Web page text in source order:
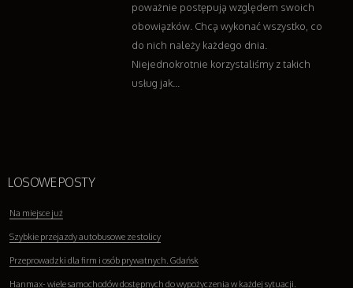
poważnie postępują względem swoich
obowiązków. Chcą wykonać wszystko, co
do nich należy każdego dnia.
Niejednokrotnie korzystaliśmy z takich
usług jak...
LOSOWE POSTY
Na miejsce już
Szybkie przejazdy autobusowe ze stolicy
Przeprowadzki dla firm i osób prywatnych. Gdańsk
Hanmax- wiele samochodów dostępnych do wypożyczenia w każdej sytuacji.